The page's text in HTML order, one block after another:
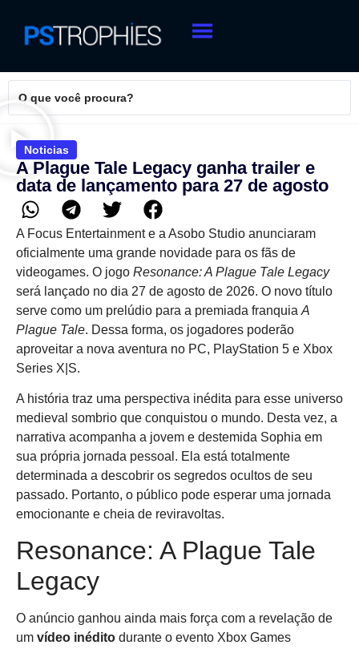
Noticias
A Plague Tale Legacy ganha trailer e
data de lançamento para 27 de agosto
A Focus Entertainment e a Asobo Studio anunciaram
oficialmente uma grande novidade para os fãs de
videogames. O jogo Resonance: A Plague Tale Legacy
será lançado no dia 27 de agosto de 2026. O novo título
serve como um prelúdio para a premiada franquia A
Plague Tale. Dessa forma, os jogadores poderão
aproveitar a nova aventura no PC, PlayStation 5 e Xbox
Series X|S.
A história traz uma perspectiva inédita para esse universo
medieval sombrio que conquistou o mundo. Desta vez, a
narrativa acompanha a jovem e destemida Sophia em
sua própria jornada pessoal. Ela está totalmente
determinada a descobrir os segredos ocultos de seu
passado. Portanto, o público pode esperar uma jornada
emocionante e cheia de reviravoltas.
Resonance: A Plague Tale
Legacy
O anúncio ganhou ainda mais força com a revelação de
um vídeo inédito durante o evento Xbox Games